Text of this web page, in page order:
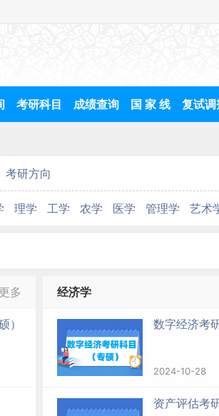
考研科目 成绩查询 国 家 线 复试调
考研方向
理学 工学 农学 医学 管理学 艺术
更多
）
经济学
数字经济考
2024-10-28
资产评估考